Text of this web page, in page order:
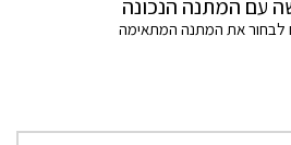
עם המתנה הנכונה
לבחור את המתנה המתאימה